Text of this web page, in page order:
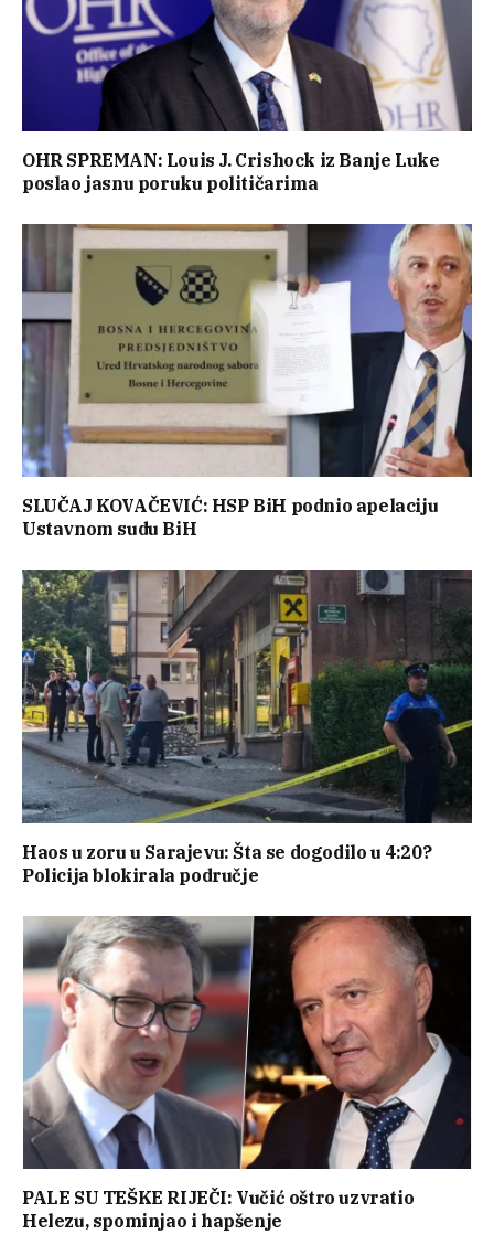
OHR SPREMAN: Louis J. Crishock iz Banje Luke
poslao jasnu poruku političarima
SLUČAJ KOVAČEVIĆ: HSP BiH podnio apelaciju
Ustavnom sudu BiH
Haos u zoru u Sarajevu: Šta se dogodilo u 4:20?
Policija blokirala područje
PALE SU TEŠKE RIJEČI: Vučić oštro uzvratio
Helezu, spominjao i hapšenje